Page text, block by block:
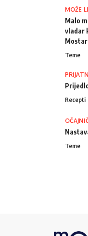
MOŽE
Malo
vladar
Teme
Recepti
Teme